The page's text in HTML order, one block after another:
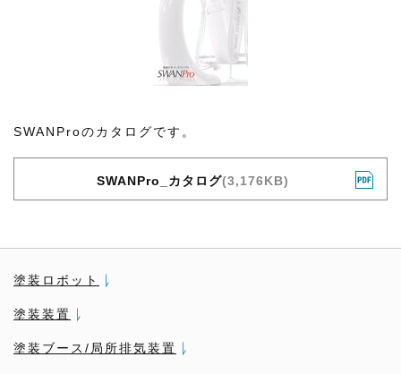
SWANProのカタログです。
SWANPro_カタログ(3,176KB)
塗装ロボット
塗装装置
塗装ブース/局所排気装置